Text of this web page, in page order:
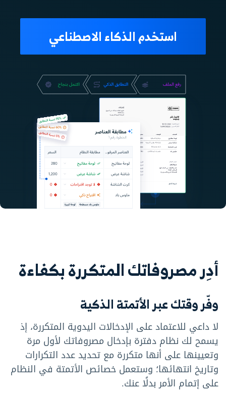
استخدم الذكاء الاصطناعي
أدِر مصروفاتك المتكررة بكفاءة
وفّر وقتك عبر الأتمتة الذكية
لا داعي للاعتماد على الإدخالات اليدوية المتكررة، إذ
يسمح لك نظام دفترة بإدخال مصروفاتك لأول مرة
وتعيينها على أنها متكررة مع تحديد عدد التكرارات
وتاريخ انتهائها؛ وستعمل خصائص الأتمتة في النظام
على إتمام الأمر بدلًا عنك.